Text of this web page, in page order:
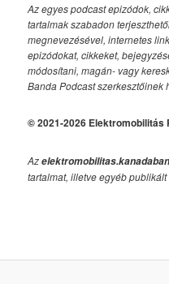
Az egyes podcast epizódok,
tartalmak szabadon
megnevezésével, internetes
epizódokat, cikkeket,
módosítani, magán- vagy
Banda Podcast
© 2021-2026 Elektromobilitás
Az
tartalmat, illetve egyéb